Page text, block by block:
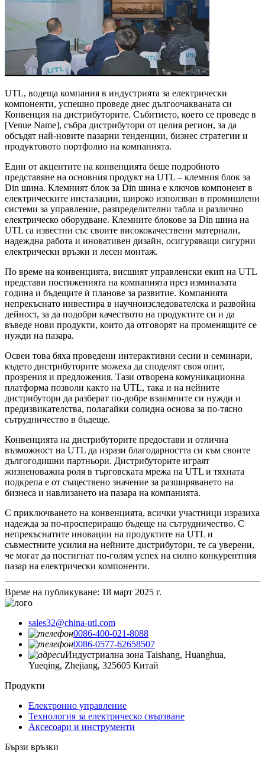
UTL, водеща компания в индустрията за електрически
компоненти, успешно проведе днес дългоочакваната си
Конвенция на дистрибуторите. Събитието, което се проведе в
[Venue Name], събра дистрибутори от целия регион, за да
обсъдят най-новите пазарни тенденции, бизнес стратегии и
продуктовото портфолио на компанията.
Един от акцентите на конвенцията беше подробното
представяне на основния продукт на UTL – клемния блок за
Din шина. Клемният блок за Din шина е ключов компонент в
електрическите инсталации, широко използван в промишлени
системи за управление, разпределителни табла и различно
електрическо оборудване. Клемните блокове за Din шина на
UTL са известни със своите висококачествени материали,
надеждна работа и иновативен дизайн, осигуряващи сигурни
електрически връзки и лесен монтаж.
По време на конвенцията, висшият управленски екип на UTL
представи постиженията на компанията през изминалата
година и бъдещите ѝ планове за развитие. Компанията
непрекъснато инвестира в научноизследователска и развойна
дейност, за да подобри качеството на продуктите си и да
въведе нови продукти, които да отговорят на променящите се
нужди на пазара.
Освен това бяха проведени интерактивни сесии и семинари,
където дистрибуторите можеха да споделят своя опит,
прозрения и предложения. Тази отворена комуникационна
платформа позволи както на UTL, така и на нейните
дистрибутори да разберат по-добре взаимните си нужди и
предизвикателства, полагайки солидна основа за по-тясно
сътрудничество в бъдеще.
Конвенцията на дистрибуторите предостави и отлична
възможност на UTL да изрази благодарността си към своите
дългогодишни партньори. Дистрибуторите играят
жизненоважна роля в търговската мрежа на UTL и тяхната
подкрепа е от съществено значение за разширяването на
бизнеса и навлизането на пазара на компанията.
С приключването на конвенцията, всички участници изразиха
надежда за по-проспериращо бъдеще на сътрудничество. С
непрекъснатите иновации на продуктите на UTL и
съвместните усилия на нейните дистрибутори, те са уверени,
че могат да постигнат по-голям успех на силно конкурентния
пазар на електрически компоненти.
Време на публикуване: 18 март 2025 г.
sales32@china-utl.com
0086-400-021-8088
0086-0577-62658507
Индустриална зона Taishang, Huanghua,
Yueqing, Zhejiang, 325605 Китай
Продукти
Електронно управление
Технология за електрическо свързване
Аксесоари и инструменти
Бързи връзки